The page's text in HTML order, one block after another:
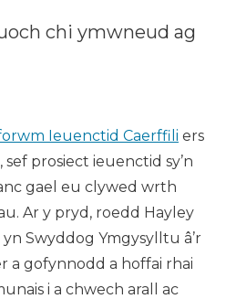
chi ymwneud ag
Ieuenctid Caerffili ers
sef prosiect ieuenctid sy’n
gael eu clywed wrth
Ar y pryd, roedd Hayley
Swyddog Ymgysylltu â’r
a gofynnodd a hoffai rhai
i a chwech arall ac